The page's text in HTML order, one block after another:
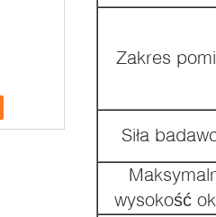
Zakres
Siła
wysokość